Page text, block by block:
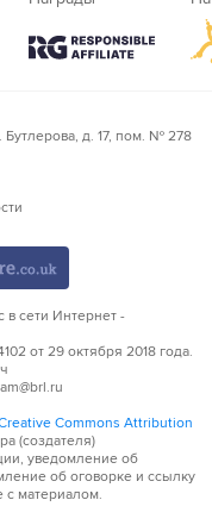
Бутлерова, д. 17, пом. № 278
в сети Интернет -
от 29 октября 2018 года.
Commons Attribution
(создателя)
уведомление об
об оговорке и ссылку
с материалом.